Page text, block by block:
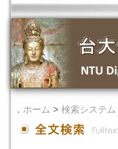
． ホーム > 検索システム